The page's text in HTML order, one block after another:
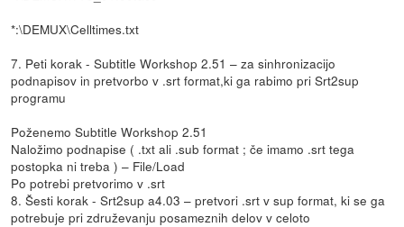
*:\DEMUX\Celltimes.txt
7. Peti korak - Subtitle Workshop 2.51 – za sinhronizacijo
podnapisov in pretvorbo v .srt format,ki ga rabimo pri Srt2sup
programu
Poženemo Subtitle Workshop 2.51
Naložimo podnapise ( .txt ali .sub format ; če imamo .srt tega
postopka ni treba ) – File/Load
Po potrebi pretvorimo v .srt
8. Šesti korak - Srt2sup a4.03 – pretvori .srt v sup format, ki se ga
potrebuje pri združevanju posameznih delov v celoto